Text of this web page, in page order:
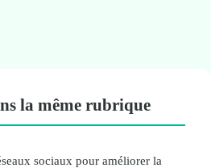
la même rubrique
sociaux pour améliorer la